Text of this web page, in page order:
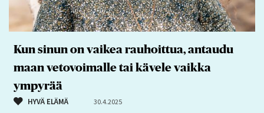
Kun sinun on vaikea rauhoittua, antaudu
maan vetovoimalle tai kävele vaikka
ympyrää
HYVÄ ELÄMÄ 30.4.2025